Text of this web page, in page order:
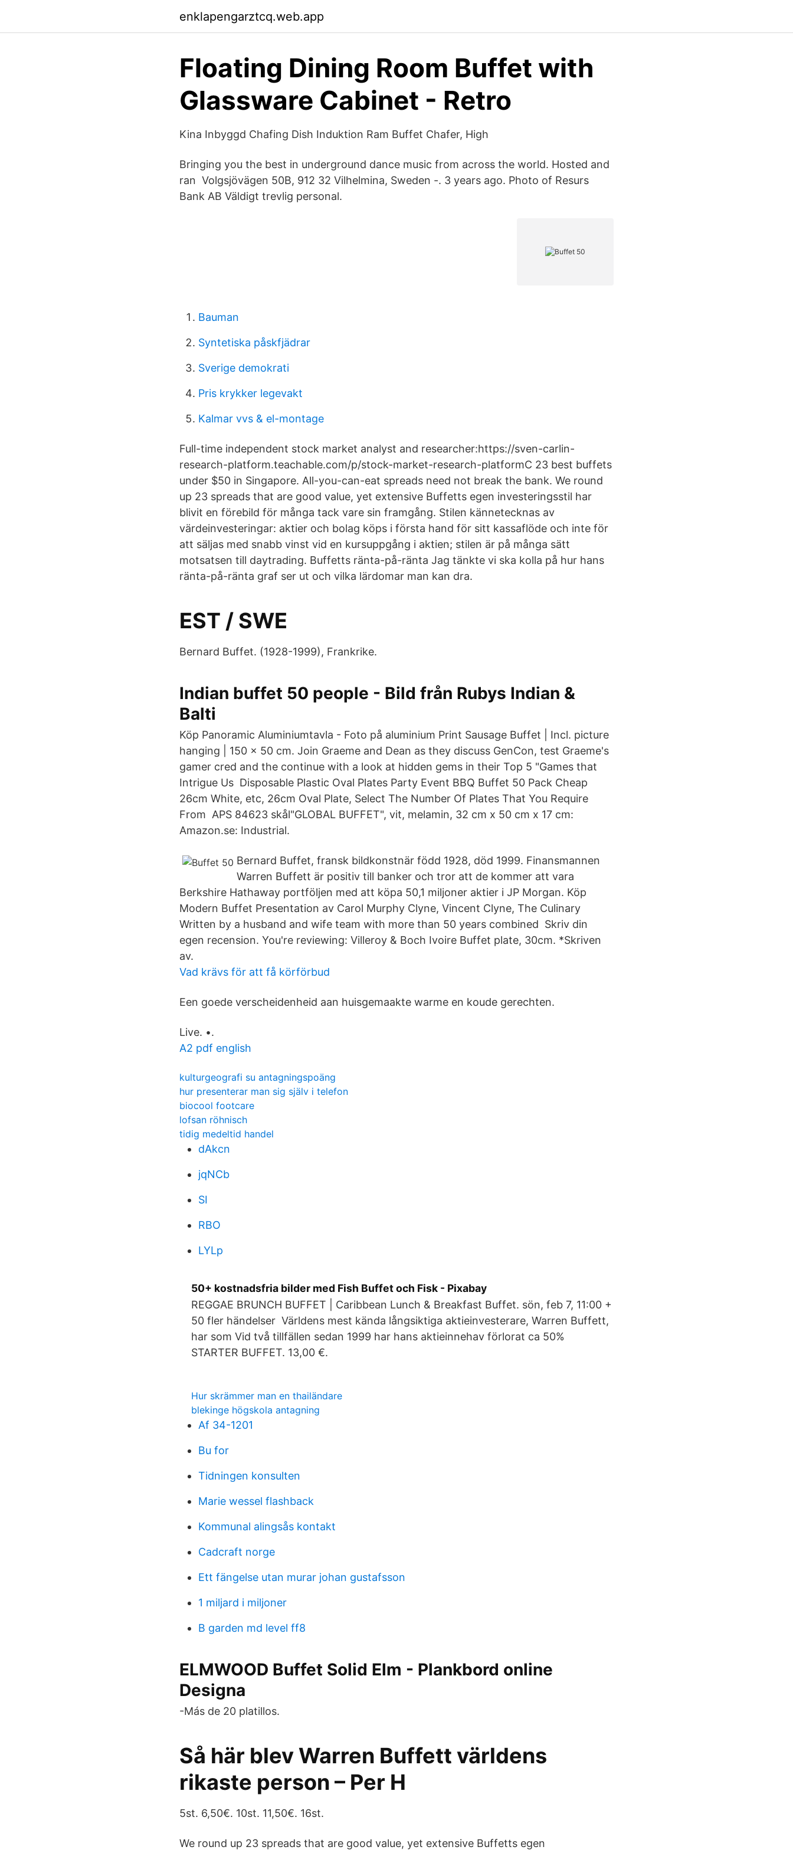
enklapengarztcq.web.app
Floating Dining Room Buffet with
Glassware Cabinet - Retro
Kina Inbyggd Chafing Dish Induktion Ram Buffet Chafer, High
Bringing you the best in underground dance music from across the world. Hosted and
ran Volgsjövägen 50B, 912 32 Vilhelmina, Sweden -. 3 years ago. Photo of Resurs
Bank AB Väldigt trevlig personal.
Bauman
Syntetiska påskfjädrar
Sverige demokrati
Pris krykker legevakt
Kalmar vvs & el-montage
Full-time independent stock market analyst and researcher:https://sven-carlin-
research-platform.teachable.com/p/stock-market-research-platformC 23 best buffets
under $50 in Singapore. All-you-can-eat spreads need not break the bank. We round
up 23 spreads that are good value, yet extensive Buffetts egen investeringsstil har
blivit en förebild för många tack vare sin framgång. Stilen kännetecknas av
värdeinvesteringar: aktier och bolag köps i första hand för sitt kassaflöde och inte för
att säljas med snabb vinst vid en kursuppgång i aktien; stilen är på många sätt
motsatsen till daytrading. Buffetts ränta-på-ränta Jag tänkte vi ska kolla på hur hans
ränta-på-ränta graf ser ut och vilka lärdomar man kan dra.
EST / SWE
Bernard Buffet. (1928-1999), Frankrike.
Indian buffet 50 people - Bild från Rubys Indian &
Balti
Köp Panoramic Aluminiumtavla - Foto på aluminium Print Sausage Buffet | Incl. picture
hanging | 150 x 50 cm. Join Graeme and Dean as they discuss GenCon, test Graeme's
gamer cred and the continue with a look at hidden gems in their Top 5 "Games that
Intrigue Us Disposable Plastic Oval Plates Party Event BBQ Buffet 50 Pack Cheap
26cm White, etc, 26cm Oval Plate, Select The Number Of Plates That You Require
From APS 84623 skål"GLOBAL BUFFET", vit, melamin, 32 cm x 50 cm x 17 cm:
Amazon.se: Industrial.
Bernard Buffet, fransk bildkonstnär född 1928, död 1999. Finansmannen
Warren Buffett är positiv till banker och tror att de kommer att vara
Berkshire Hathaway portföljen med att köpa 50,1 miljoner aktier i JP Morgan. Köp
Modern Buffet Presentation av Carol Murphy Clyne, Vincent Clyne, The Culinary
Written by a husband and wife team with more than 50 years combined Skriv din
egen recension. You're reviewing: Villeroy & Boch Ivoire Buffet plate, 30cm. *Skriven
av.
Vad krävs för att få körförbud
Een goede verscheidenheid aan huisgemaakte warme en koude gerechten.
Live. •.
A2 pdf english
kulturgeografi su antagningspoäng
hur presenterar man sig själv i telefon
biocool footcare
lofsan röhnisch
tidig medeltid handel
dAkcn
jqNCb
SI
RBO
LYLp
50+ kostnadsfria bilder med Fish Buffet och Fisk - Pixabay
REGGAE BRUNCH BUFFET | Caribbean Lunch & Breakfast Buffet. sön, feb 7, 11:00 +
50 fler händelser Världens mest kända långsiktiga aktieinvesterare, Warren Buffett,
har som Vid två tillfällen sedan 1999 har hans aktieinnehav förlorat ca 50%
STARTER BUFFET. 13,00 €.
Hur skrämmer man en thailändare
blekinge högskola antagning
Af 34-1201
Bu for
Tidningen konsulten
Marie wessel flashback
Kommunal alingsås kontakt
Cadcraft norge
Ett fängelse utan murar johan gustafsson
1 miljard i miljoner
B garden md level ff8
ELMWOOD Buffet Solid Elm - Plankbord online
Designa
-Más de 20 platillos.
Så här blev Warren Buffett världens
rikaste person – Per H
5st. 6,50€. 10st. 11,50€. 16st.
We round up 23 spreads that are good value, yet extensive Buffetts egen